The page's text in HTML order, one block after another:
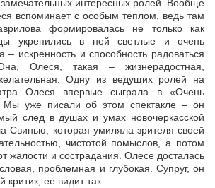
интересных ролей. Вообще
вспоминает с особым теплом, ведь там
формировалась не только как
укрепились в ней светлые и очень
– искренность и способность радоваться
Олеся, такая – жизнерадостная,
Одну из ведущих ролей на
Олеся впервые сыграла в «Очень
Мы уже писали об этом спектакле – он
след в душах и умах новочеркасской
Свинью, которая умиляла зрителя своей
чистотой помыслов, а потом
жалости и сострадания. Олесе досталась
проблемная и глубокая. Супруг, он
критик, ее видит так: